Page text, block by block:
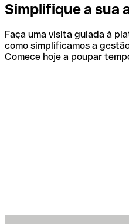
Simplifique a sua
Faça uma visita guiada à
como simplificamos a
Comece hoje a poupar